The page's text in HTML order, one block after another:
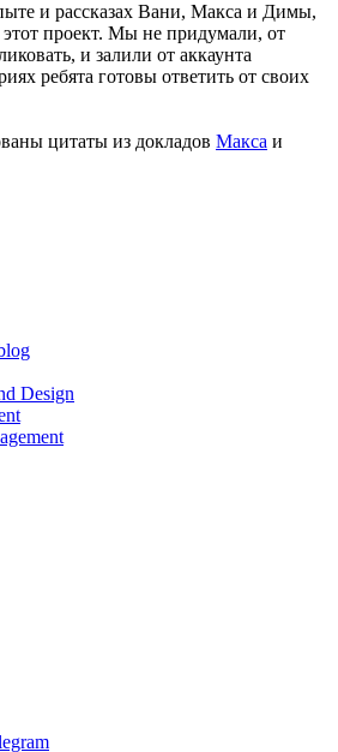
и рассказах Вани, Макса и Димы,
этот проект. Мы не придумали, от
и залили от аккаунта
ребята готовы ответить от своих
цитаты из докладов Макса и
Design